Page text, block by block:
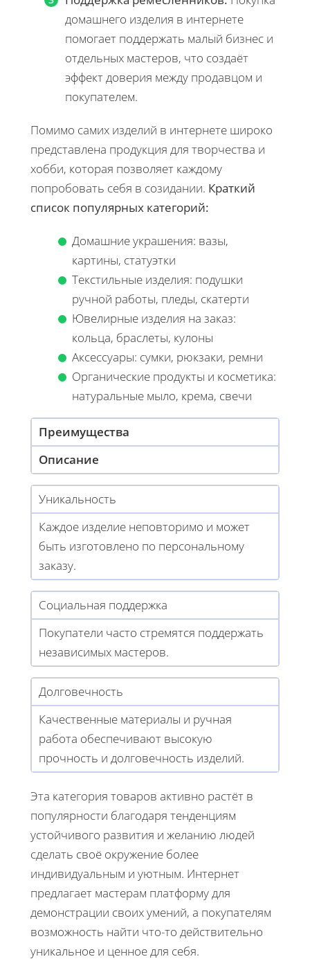
домашнего изделия в интернете
помогает поддержать малый бизнес и
отдельных мастеров, что создаёт
эффект доверия между продавцом и
покупателем.
Помимо самих изделий в интернете широко
представлена продукция для творчества и
хобби, которая позволяет каждому
попробовать себя в созидании. Краткий
список популярных категорий:
Домашние украшения: вазы,
картины, статуэтки
Текстильные изделия: подушки
ручной работы, пледы, скатерти
Ювелирные изделия на заказ:
кольца, браслеты, кулоны
Аксессуары: сумки, рюкзаки, ремни
Органические продукты и косметика:
натуральные мыло, крема, свечи
Преимущества
Описание
Уникальность
Каждое изделие неповторимо и может
быть изготовлено по персональному
заказу.
Социальная поддержка
Покупатели часто стремятся поддержать
независимых мастеров.
Долговечность
Качественные материалы и ручная
работа обеспечивают высокую
прочность и долговечность изделий.
Эта категория товаров активно растёт в
популярности благодаря тенденциям
устойчивого развития и желанию людей
сделать своё окружение более
индивидуальным и уютным. Интернет
предлагает мастерам платформу для
демонстрации своих умений, а покупателям
возможность найти что-то действительно
уникальное и ценное для себя.